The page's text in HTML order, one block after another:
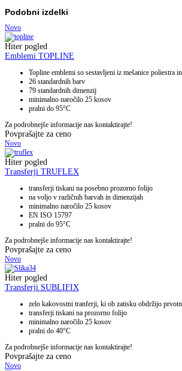
Podobni izdelki
Novo
Hiter pogled
Emblemi TOPLINE
Topline emblemi so sestavljeni iz mešanice poliestra
26 standardnih barv
79 standardnih dimenzij
minimalno naročilo 25 kosov
pralni do 95°C
Za podrobnejše informacije nas kontaktirajte!
Povprašajte za ceno
Novo
Hiter pogled
Transferji TRUFLEX
transferji tiskani na posebno prozorno folijo
na voljo v različnih barvah in dimenzijah
minimalno naročilo 25 kosov
EN ISO 15797
pralni do 95°C
Za podrobnejše informacije nas kontaktirajte!
Povprašajte za ceno
Novo
Hiter pogled
Transferji SUBLIFIX
zelo kakovostni tranferji, ki ob zatisku obdržijo
transferji tiskani na prozorno folijo
minimalno naročilo 25 kosov
pralni do 40°C
Za podrobnejše informacije nas kontaktirajte!
Povprašajte za ceno
Novo